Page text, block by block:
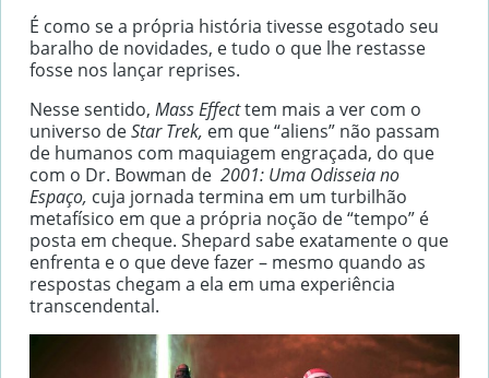
É como se a própria história tivesse esgotado seu
baralho de novidades, e tudo o que lhe restasse
fosse nos lançar reprises.
Nesse sentido, Mass Effecttem mais a ver com o
universo deStar Trek, em que “aliens” não passam
de humanos com maquiagem engraçada, do que
com o Dr. Bowman de 2001: Uma Odisseia no
Espaço, cuja jornada termina em um turbilhão
metafísico em que a própria noção de “tempo” é
posta em cheque. Shepard sabe exatamente o que
enfrenta e o que deve fazer – mesmo quando as
respostas chegam a ela em uma experiência
transcendental.